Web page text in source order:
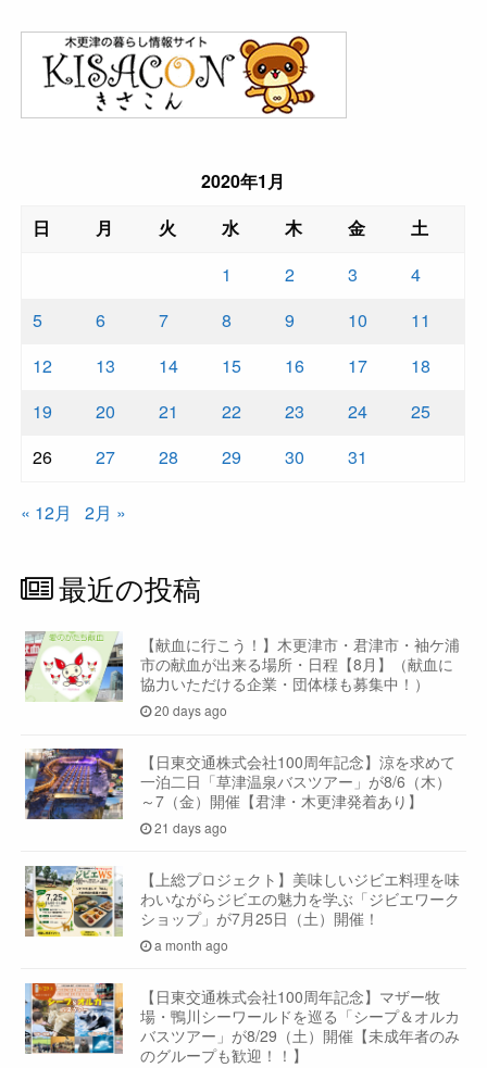
2020年1月
日
月 火 水 木 金
土
1
2 3
4
5
6 7 8 9 10
11
12
13 14 15 16 17
18
19
20 21 22 23 24
25
26
27 28 29 30 31
« 12月 2月 »
最近の投稿
【献血に行こう！】木更津市・君津市・袖ケ浦
市の献血が出来る場所・日程【8月】（献血に
協力いただける企業・団体様も募集中！）
20 days ago
【日東交通株式会社100周年記念】涼を求めて
一泊二日「草津温泉バスツアー」が8/6（木）
～7（金）開催【君津・木更津発着あり】
21 days ago
【上総プロジェクト】美味しいジビエ料理を味
わいながらジビエの魅力を学ぶ「ジビエワーク
ショップ」が7月25日（土）開催！
a month ago
【日東交通株式会社100周年記念】マザー牧
場・鴨川シーワールドを巡る「シープ＆オルカ
バスツアー」が8/29（土）開催【未成年者のみ
のグループも歓迎！！】